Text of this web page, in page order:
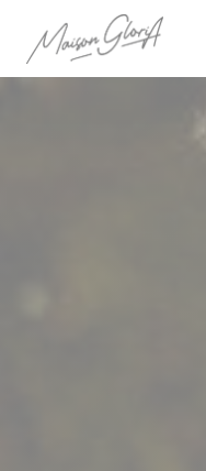
Панель управления cookies